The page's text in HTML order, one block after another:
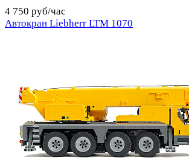
4 750 руб/час
Автокран Liebherr LTM 1070